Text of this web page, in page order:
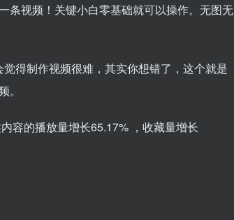
条视频！关键小白零基础就可以操作。无图无
得制作视频很难，其实你想错了，这个就是
容的播放量增长65.17% ，收藏量增长